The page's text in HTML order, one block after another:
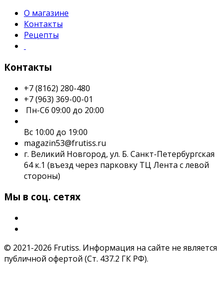
О магазине
Контакты
Рецепты
Контакты
+7 (8162) 280-480
+7 (963) 369-00-01
Пн-Сб 09:00 до 20:00
Вс 10:00 до 19:00
magazin53@frutiss.ru
г. Великий Новгород, ул. Б. Санкт-Петербургская
64 к.1 (въезд через парковку ТЦ Лента с левой
стороны)
Мы в соц. сетях
© 2021-2026 Frutiss. Информация на сайте не является
публичной офертой (Ст. 437.2 ГК РФ).